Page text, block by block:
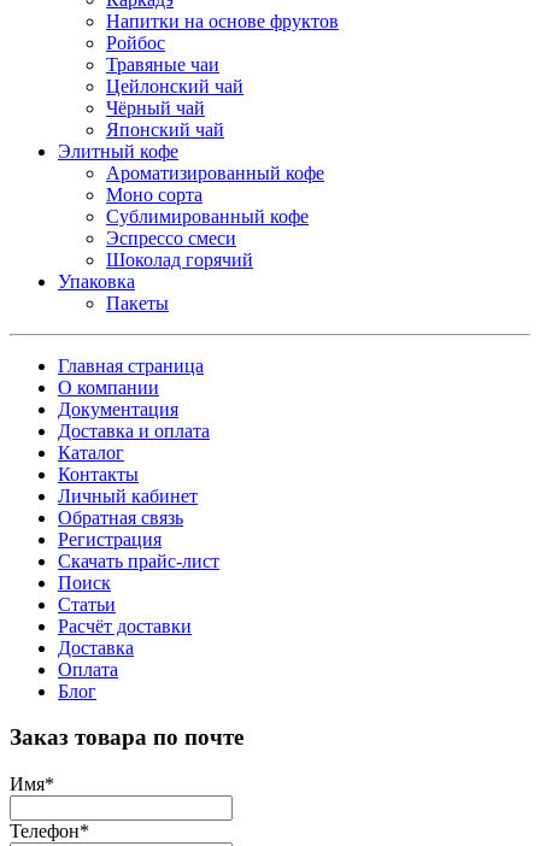
Напитки на основе фруктов
Ройбос
Травяные чаи
Цейлонский чай
Чёрный чай
Японский чай
Элитный кофе
Ароматизированный кофе
Моно сорта
Сублимированный кофе
Эспрессо смеси
Шоколад горячий
Упаковка
Пакеты
Главная страница
О компании
Документация
Доставка и оплата
Каталог
Контакты
Личный кабинет
Обратная связь
Регистрация
Скачать прайс-лист
Поиск
Статьи
Расчёт доставки
Доставка
Оплата
Блог
Заказ товара по почте
Имя*
Телефон*